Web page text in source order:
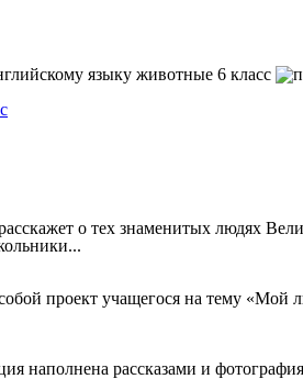
о тех знаменитых людях
проект учащегося на тему
наполнена рассказами и